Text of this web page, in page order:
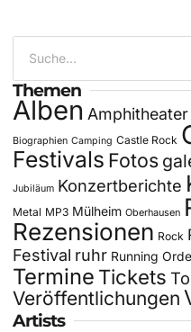
Themen
Alben Amphitheater
Biographien Camping Castle Rock
Festivals Fotos
Jubiläum Konzertberichte
Metal MP3 Mülheim Oberhausen
Rezensionen Rock
Festival ruhr Running
Termine Tickets
Veröffentlichungen
Artists